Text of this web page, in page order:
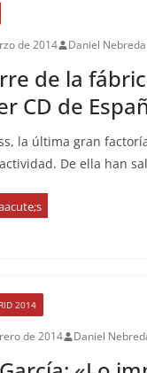
de 2014 Daniel Nebreda
de la
CD de
la última gran
De ella han
2014
de 2014 Daniel